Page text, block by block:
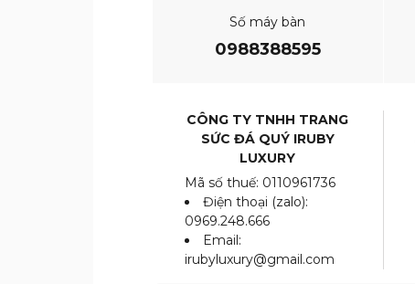
Số máy bàn
0988388595
CÔNG TY TNHH TRANG
SỨC ĐÁ QUÝ IRUBY
LUXURY
Mã số thuế: 0110961736
Điện thoại (zalo):
0969.248.666
Email:
irubyluxury@gmail.com